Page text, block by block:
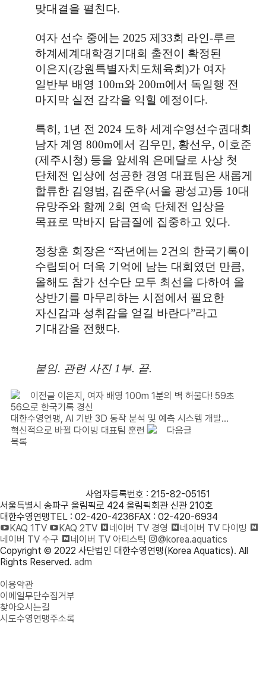
맞대결을 펼친다.
여자 선수 중에는 2025제 33회 라인-루르
하계세계대학경기대회 출전이 확정된
이은지(강원특별자치도체육회)가 여자
일반부 배영 100m와 200m에서 독일행 전
마지막 실전 감각을 익힐 예정이다.
특히 , 1 년 전 2024 도하 세계수영선수권대회
남자 계영800m에서 김우민, 황선우, 이호준
(제주시청) 등을 앞세워 은메달로 사상 첫
단체전 입상에 성공한 경영 대표팀은 새롭게
합류한 김영범, 김준우(서울 광성고)등 10대
유망주와 함께 2회 연속 단체전 입상을
목표로 막바지 담금질에 집중하고 있다.
정창훈 회장은 “작년에는 2건의 한국기록이
수립되어 더욱 기억에 남는 대회였던 만큼,
올해도 참가 선수단 모두 최선을 다하여 올
상반기를 마무리하는 시점에서 필요한
자신감과 성취감을 얻길 바란다”라고
기대감을 전했다.
붙임. 관련 사진 1 부. 끝.
이전글 이은지, 여자 배영 100m 1분의 벽 허물다! 59초
56으로 한국기록 경신
대한수영연맹, AI 기반 3D 동작 분석 및 예측 시스템 개발…
혁신적으로 바뀔 다이빙 대표팀 훈련
다음글
목록
사업자등록번호 : 215-82-05151
서울특별시 송파구 올림픽로 424 올림픽회관 신관 210호
대한수영연맹TEL : 02-420-4236FAX : 02-420-6934
KAQ 1TV
KAQ 2TV 네이버 TV 경영
네이버 TV 다이빙
네이버 TV 수구
네이버 TV 아티스틱
@korea.aquatics
Copyright © 2022 사단법인 대한수영연맹(Korea Aquatics). All
Rights Reserved. adm
이용약관
이메일무단수집거부
찾아오시는길
시도수영연맹주소록